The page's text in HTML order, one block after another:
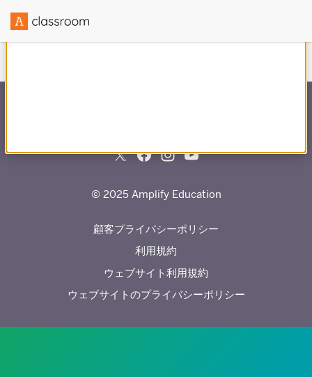
© 2025 Amplify Education
顧客プライバシーポリシー
利用規約
ウェブサイト利用規約
ウェブサイトのプライバシーポリシー